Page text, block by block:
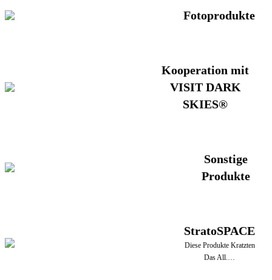
Fotoprodukte
Kooperation mit
VISIT DARK
SKIES®
Sonstige
Produkte
StratoSPACE
Diese Produkte Kratzten
Das All.…